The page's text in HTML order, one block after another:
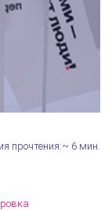
прочтения:~ 6 мин.